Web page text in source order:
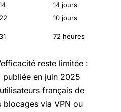
14 jours
22 10 jours
31 72 heures
reste limitée :
publiée en juin 2025
français de
via VPN ou